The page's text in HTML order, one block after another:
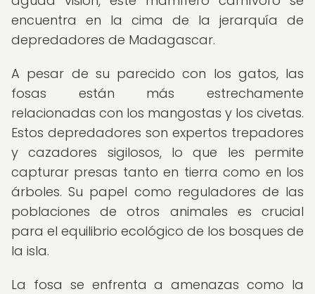
encuentra en la cima de la jerarquía de
depredadores de Madagascar.
A pesar de su parecido con los gatos, las
fosas están más estrechamente
relacionadas con los mangostas y los civetas.
Estos depredadores son expertos trepadores
y cazadores sigilosos, lo que les permite
capturar presas tanto en tierra como en los
árboles. Su papel como reguladores de las
poblaciones de otros animales es crucial
para el equilibrio ecológico de los bosques de
la isla.
La fosa se enfrenta a amenazas como la